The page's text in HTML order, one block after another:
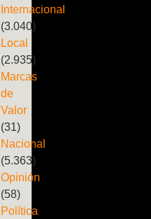
Internacional
(3.040)
Local
(2.935)
Marcas
de
Valor
(31)
Nacional
(5.363)
Opinión
(58)
Política